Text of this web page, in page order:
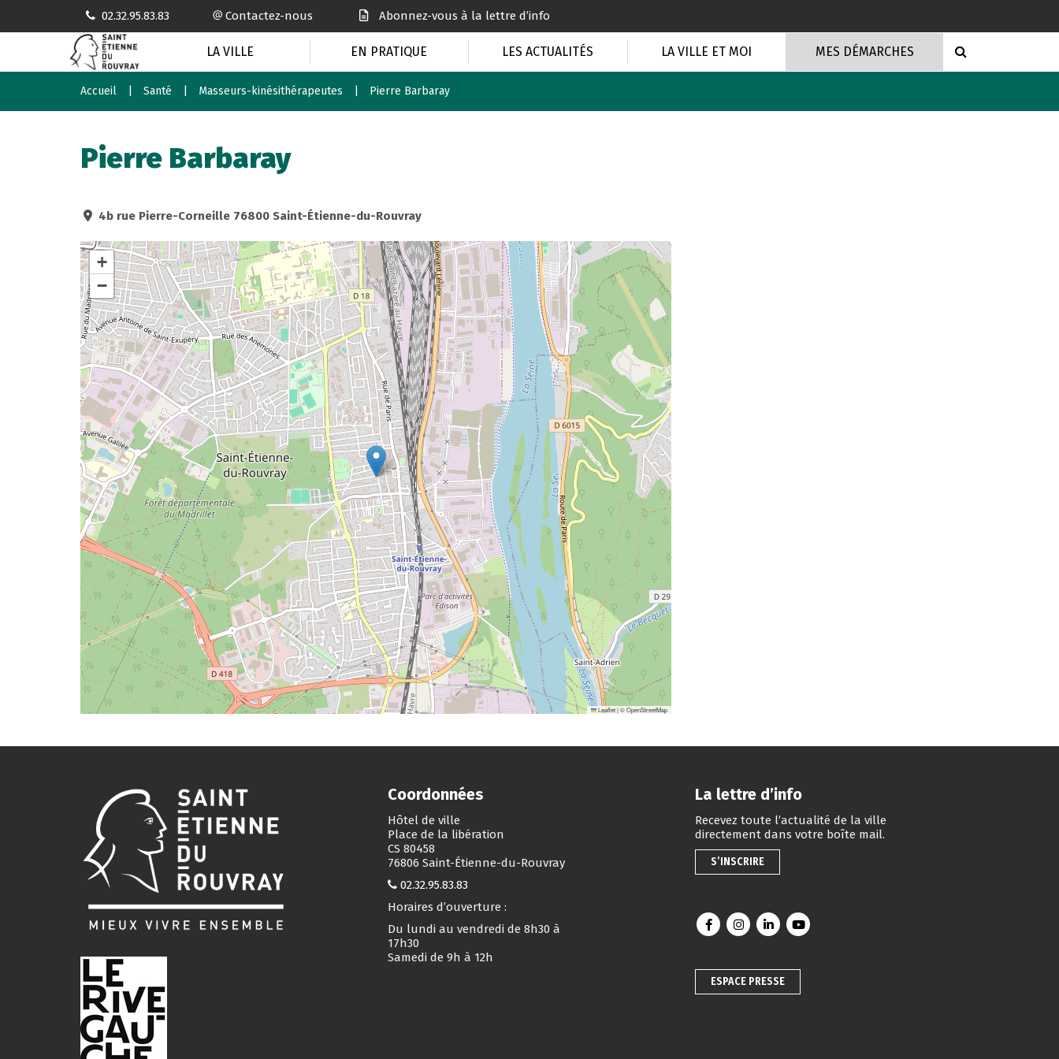
02.32.95.83.83 Contactez-nous Abonnez-vous à la lettre d’info
LA VILLE EN PRATIQUE LES ACTUALITÉS LA VILLE ET MOI MES DÉMARCHES
Accueil Santé Masseurs-kinésithérapeutes Pierre Barbaray
Pierre Barbaray
4b rue Pierre-Corneille 76800 Saint-Étienne-du-Rouvray
+
−
Leaflet|©OpenStreetMap
Coordonnées
Hôtel de ville
Place de la libération
CS 80458
76806 Saint-Étienne-du-Rouvray
02.32.95.83.83
Horaires d’ouverture :
Du lundi au vendredi de 8h30 à
17h30
Samedi de 9h à 12h
La lettre d’info
Recevez toute l’actualité de la ville
directement dans votre boîte mail.
S’INSCRIRE
Lien vers le compte Facebook
Lien vers le compte Instagram
Lien vers le compte Linkedin
Lien vers la chaîne Youtube
ESPACE PRESSE